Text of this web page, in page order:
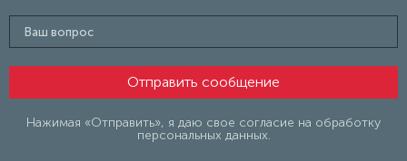
Нажимая «Отправить», я даю свое согласие на обработку
персональных данных.